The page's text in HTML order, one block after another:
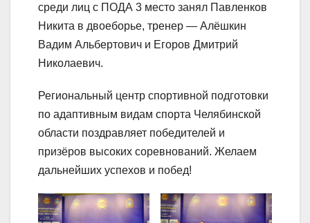
среди лиц с ПОДА 3 место занял Павленков
Никита в двоеборье, тренер — Алёшкин
Вадим Альбертович и Егоров Дмитрий
Николаевич.
Региональный центр спортивной подготовки
по адаптивным видам спорта Челябинской
области поздравляет победителей и
призёров высоких соревнований. Желаем
дальнейших успехов и побед!